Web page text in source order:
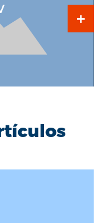
+